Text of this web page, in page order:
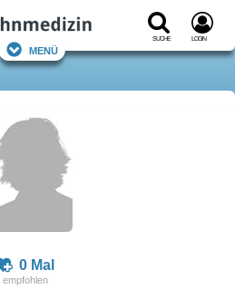
Suche Login
Menü
0 Mal